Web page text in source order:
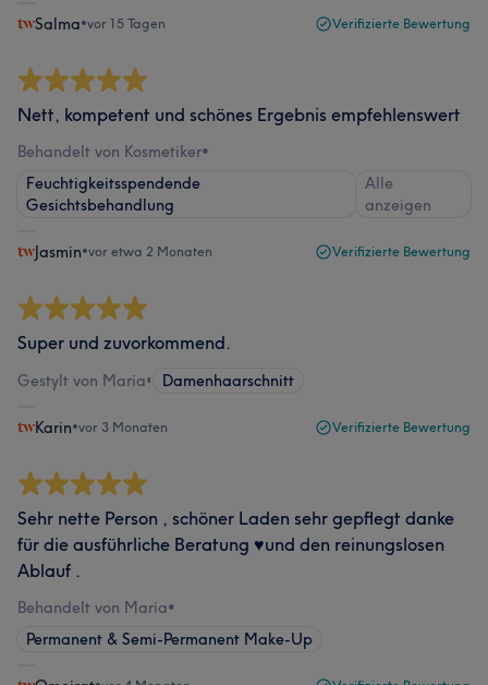
Salma•vor 15 Tagen Verifizierte Bewertung
Nett, kompetent und schönes Ergebnis empfehlenswert
Behandelt von Kosmetiker•
Feuchtigkeitsspendende
Gesichtsbehandlung
Alle
anzeigen
Jasmin•vor etwa 2 Monaten Verifizierte Bewertung
Super und zuvorkommend.
Gestylt von Maria• Damenhaarschnitt
Karin•vor 3 Monaten Verifizierte Bewertung
Sehr nette Person , schöner Laden sehr gepflegt danke
für die ausführliche Beratung ♥️und den reinungslosen
Ablauf .
Behandelt von Maria•
Permanent & Semi-Permanent Make-Up